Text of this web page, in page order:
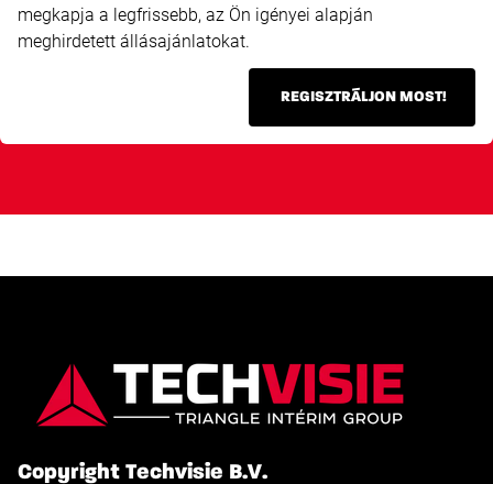
megkapja a legfrissebb, az Ön igényei alapján
meghirdetett állásajánlatokat.
REGISZTRÁLJON MOST!
Copyright Techvisie B.V.